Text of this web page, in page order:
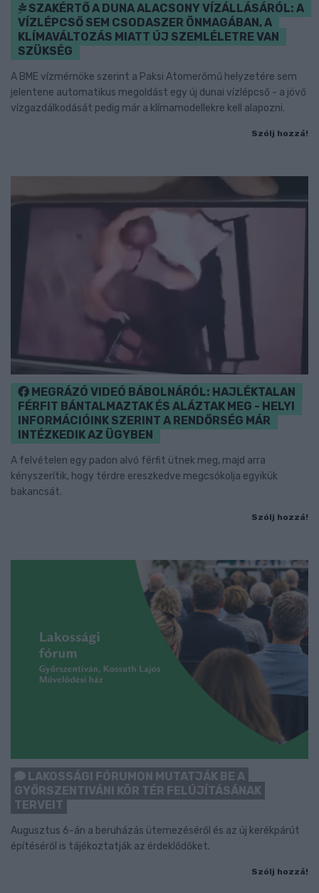
SZAKÉRTŐ A DUNA ALACSONY VÍZÁLLÁSÁRÓL: A
VÍZLÉPCSŐ SEM CSODASZER ÖNMAGÁBAN, A
KLÍMAVÁLTOZÁS MIATT ÚJ SZEMLÉLETRE VAN
SZÜKSÉG
A BME vízmérnöke szerint a Paksi Atomerőmű helyzetére sem
jelentene automatikus megoldást egy új dunai vízlépcső - a jövő
vízgazdálkodását pedig már a klímamodellekre kell alapozni.
Szólj hozzá!
MEGRÁZÓ VIDEÓ BÁBOLNÁRÓL: HAJLÉKTALAN
FÉRFIT BÁNTALMAZTAK ÉS ALÁZTAK MEG - HELYI
INFORMÁCIÓINK SZERINT A RENDŐRSÉG MÁR
INTÉZKEDIK AZ ÜGYBEN
A felvételen egy padon alvó férfit ütnek meg, majd arra
kényszerítik, hogy térdre ereszkedve megcsókolja egyikük
bakancsát.
Szólj hozzá!
LAKOSSÁGI FÓRUMON MUTATJÁK BE A
GYŐRSZENTIVÁNI KÖR TÉR FELÚJÍTÁSÁNAK
TERVEIT
Augusztus 6-án a beruházás ütemezéséről és az új kerékpárút
építéséről is tájékoztatják az érdeklődőket.
Szólj hozzá!